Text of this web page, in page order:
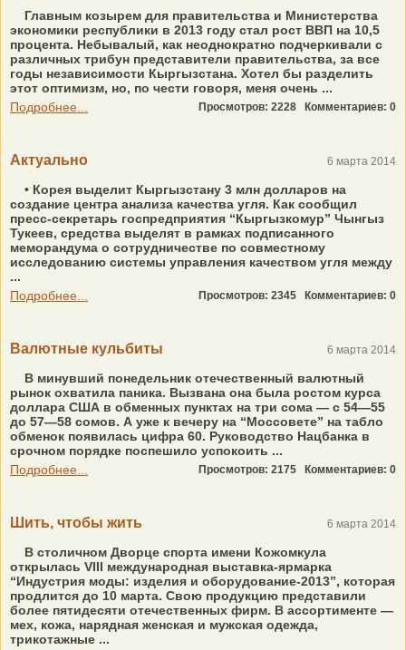
Главным козырем для правительства и Министерства
экономики республики в 2013 году стал рост ВВП на 10,5
процента. Небывалый, как неоднократно подчеркивали с
различных трибун представители правительства, за все
годы независимости Кыргызстана. Хотел бы разделить
этот оптимизм, но, по чести говоря, меня очень ...
Подробнее...
Просмотров: 2228 Комментариев: 0
Актуально 6 марта 2014
• Корея выделит Кыргызстану 3 млн долларов на
создание центра анализа качества угля. Как сообщил
пресс-секретарь госпредприятия “Кыргызкомур” Чынгыз
Тукеев, средства выделят в рамках подписанного
меморандума о сотрудничестве по совместному
исследованию системы управления качеством угля между
...
Подробнее...
Просмотров: 2345 Комментариев: 0
Валютные кульбиты 6 марта 2014
В минувший понедельник отечественный валютный
рынок охватила паника. Вызвана она была ростом курса
доллара США в обменных пунктах на три сома — с 54—55
до 57—58 сомов. А уже к вечеру на “Моссовете” на табло
обменок появилась цифра 60. Руководство Нацбанка в
срочном порядке поспешило успокоить ...
Подробнее...
Просмотров: 2175 Комментариев: 0
Шить, чтобы жить 6 марта 2014
В столичном Дворце спорта имени Кожомкула
открылась VIII международная выставка-ярмарка
“Индустрия моды: изделия и оборудование-2013”, которая
продлится до 10 марта. Свою продукцию представили
более пятидесяти отечественных фирм. В ассортименте —
мех, кожа, нарядная женская и мужская одежда,
трикотажные ...